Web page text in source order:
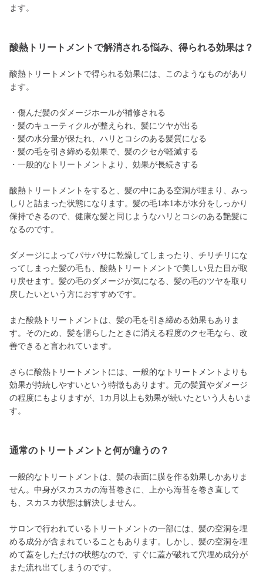
ます。
酸熱トリートメントで解消される悩み、得られる効果は？
酸熱トリートメントで得られる効果には、このようなものがあり
ます。
・傷んだ髪のダメージホールが補修される
・髪のキューティクルが整えられ、髪にツヤが出る
・髪の水分量が保たれ、ハリとコシのある髪質になる
・髪の毛を引き締める効果で、髪のクセが軽減する
・一般的なトリートメントより、効果が長続きする
酸熱トリートメントをすると、髪の中にある空洞が埋まり、みっ
しりと詰まった状態になります。髪の毛1本1本が水分をしっかり
保持できるので、健康な髪と同じようなハリとコシのある艶髪に
なるのです。
ダメージによってパサパサに乾燥してしまったり、チリチリにな
ってしまった髪の毛も、酸熱トリートメントで美しい見た目が取
り戻せます。髪の毛のダメージが気になる、髪の毛のツヤを取り
戻したいという方におすすめです。
また酸熱トリートメントは、髪の毛を引き締める効果もありま
す。そのため、髪を濡らしたときに消える程度のクセ毛なら、改
善できると言われています。
さらに酸熱トリートメントには、一般的なトリートメントよりも
効果が持続しやすいという特徴もあります。元の髪質やダメージ
の程度にもよりますが、1カ月以上も効果が続いたという人もいま
す。
通常のトリートメントと何が違うの？
一般的なトリートメントは、髪の表面に膜を作る効果しかありま
せん。中身がスカスカの海苔巻きに、上から海苔を巻き直して
も、スカスカ状態は解決しません。
サロンで行われているトリートメントの一部には、髪の空洞を埋
める成分が含まれていることもあります。しかし、髪の空洞を埋
めて蓋をしただけの状態なので、すぐに蓋が破れて穴埋め成分が
また流れ出てしまうのです。